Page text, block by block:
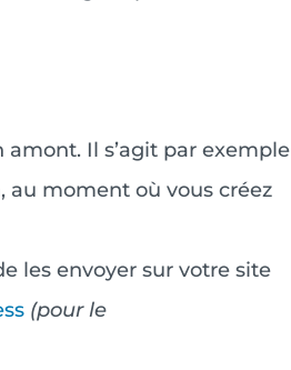
Il s’agit par exemple
au moment où vous créez
les envoyer sur votre site
(pour le